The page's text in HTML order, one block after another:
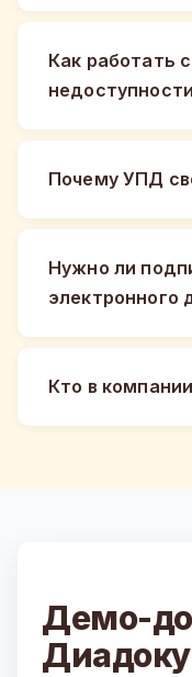
Как работать
Почему УПД
Нужно ли
электронного
Кто в
Демо-
Диадоку